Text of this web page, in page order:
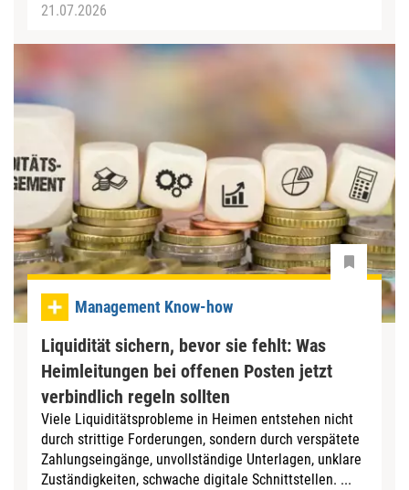
21.07.2026
Management Know-how
Liquidität sichern, bevor sie fehlt: Was
Heimleitungen bei offenen Posten jetzt
verbindlich regeln sollten
Viele Liquiditätsprobleme in Heimen entstehen nicht
durch strittige Forderungen, sondern durch verspätete
Zahlungseingänge, unvollständige Unterlagen, unklare
Zuständigkeiten, schwache digitale Schnittstellen. ...